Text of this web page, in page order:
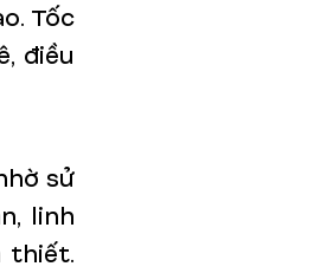
Tốc
điều
sử
linh
thiết.